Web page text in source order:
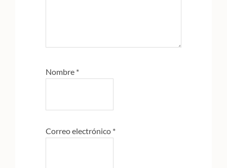
Nombre *
Correo electrónico *